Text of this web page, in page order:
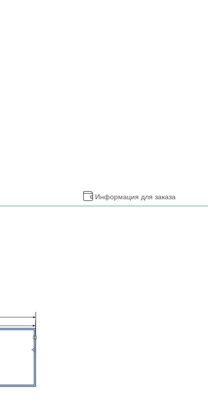
Информация для заказа